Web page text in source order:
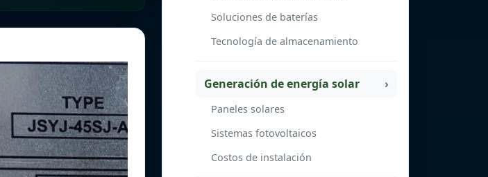
Soluciones de baterías
Tecnología de almacenamiento
Generación de energía solar
Paneles solares
Sistemas fotovoltaicos
Costos de instalación